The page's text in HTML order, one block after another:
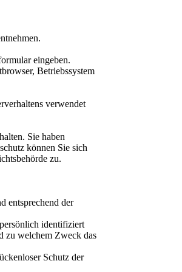
eingeben.
Betriebssystem
verwendet
Sie haben
können Sie sich
zu.
entsprechend der
identifiziert
zu welchem Zweck das
Schutz der